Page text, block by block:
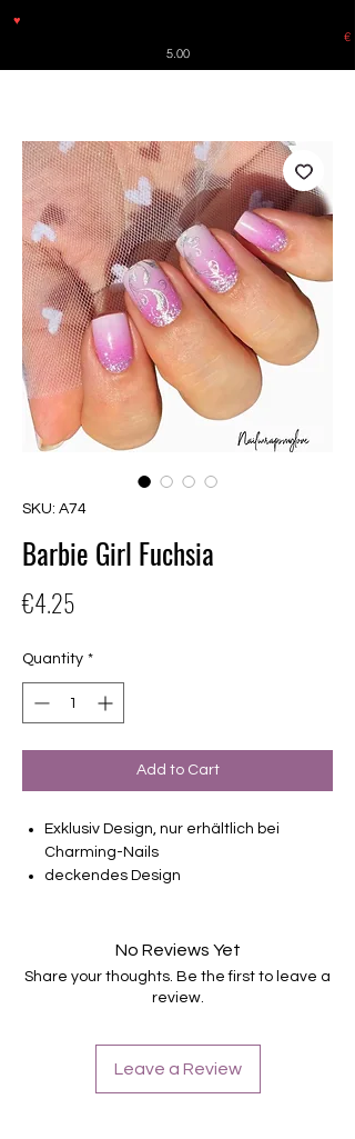
♥
€
5.00
SKU: A74
Barbie Girl Fuchsia
€4.25
Quantity *
Add to Cart
Exklusiv Design, nur erhältlich bei
Charming-Nails
deckendes Design
Für alle Nägel geeignet
Halten bis zu 14 Tage
Tragefotos zeigen Kombinationen mit
No Reviews Yet
Share your thoughts. Be the first to leave a
review.
Leave a Review